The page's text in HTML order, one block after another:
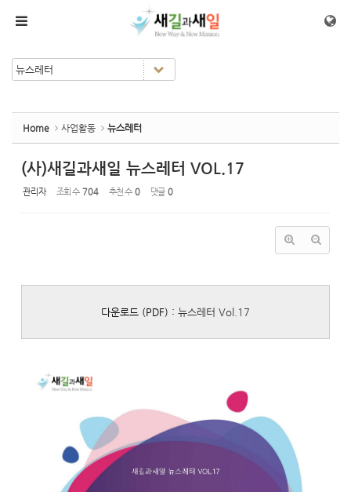
Home 사업활동 뉴스레터
(사)새길과새일 뉴스레터 VOL.17
관리자 조회 수 704 추천 수 0 댓글 0
다운로드 (PDF) : 뉴스레터 Vol.17